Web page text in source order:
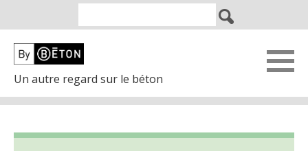
Un autre regard sur le béton